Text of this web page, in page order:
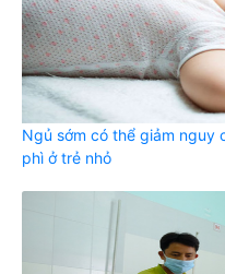
Ngủ sớm có thể giảm nguy
phì ở trẻ nhỏ